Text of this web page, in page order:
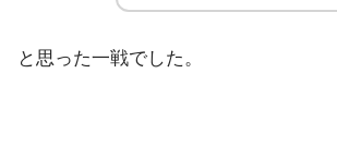
と思った一戦でした。